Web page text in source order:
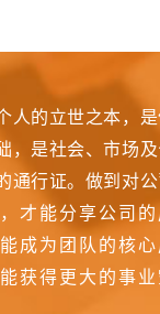
人的立世之本，
，是社会、市场
通行证。做到对
才能分享公司的
成为团队的核心
获得更大的事业